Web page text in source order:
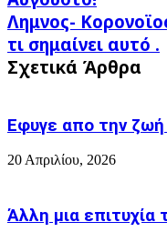
τα
βρούμε
με
τον
…
Λημνος-
Κορονοϊος
:
2
...
και
τι
σημαίνει
.
Λημνος-
τι σημαίνει αυτό .
Σχετικά Άρθρα
Εφυγε απο την
20 Απριλίου, 2026
Άλλη μια επιτυχία